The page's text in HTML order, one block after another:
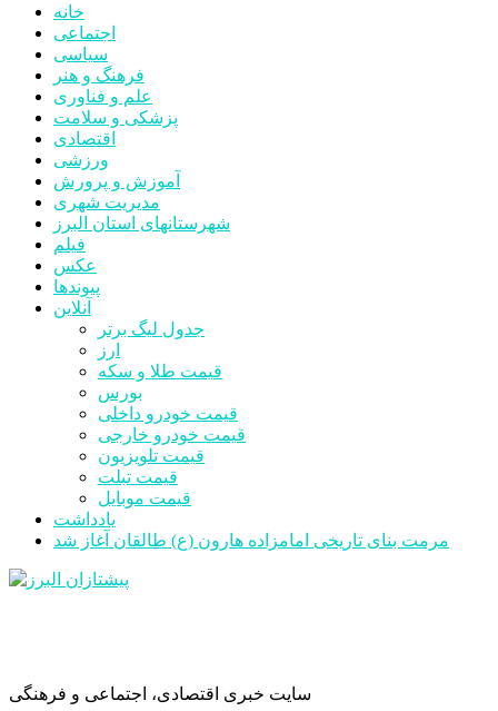
خانه
اجتماعی
سیاسی
فرهنگ و هنر
علم و فناوری
پزشکی و سلامت
اقتصادی
ورزشی
آموزش و پرورش
مدیریت شهری
شهرستانهای استان البرز
فیلم
عکس
پیوندها
آنلاین
جدول لیگ برتر
ارز
قیمت طلا و سکه
بورس
قیمت خودرو داخلی
قیمت خودرو خارجی
قیمت تلویزیون
قیمت تبلت
قیمت موبایل
یادداشت
مرمت بنای تاریخی امامزاده هارون (ع) طالقان آغاز شد
سایت خبری اقتصادی، اجتماعی و فرهنگی